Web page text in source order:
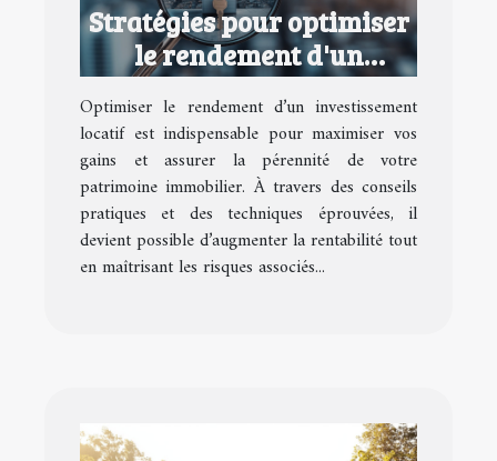
Stratégies pour optimiser
le rendement d'un
investissement locatif
Optimiser le rendement d’un investissement
locatif est indispensable pour maximiser vos
gains et assurer la pérennité de votre
patrimoine immobilier. À travers des conseils
pratiques et des techniques éprouvées, il
devient possible d’augmenter la rentabilité tout
en maîtrisant les risques associés...